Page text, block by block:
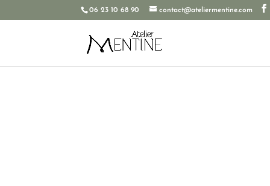
06 23 10 68 90 contact@ateliermentine.com